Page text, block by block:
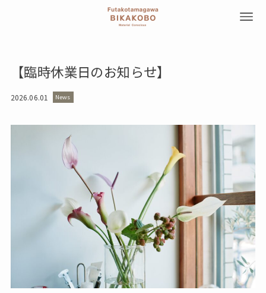
【臨時休業日のお知らせ】
2026.06.01 News